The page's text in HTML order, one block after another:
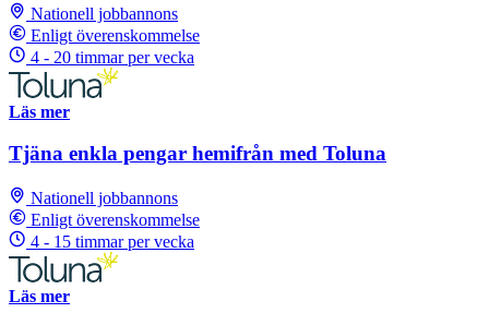
Nationell jobbannons
Enligt överenskommelse
4 - 20 timmar per vecka
Läs mer
Tjäna enkla pengar hemifrån med Toluna
Nationell jobbannons
Enligt överenskommelse
4 - 15 timmar per vecka
Läs mer